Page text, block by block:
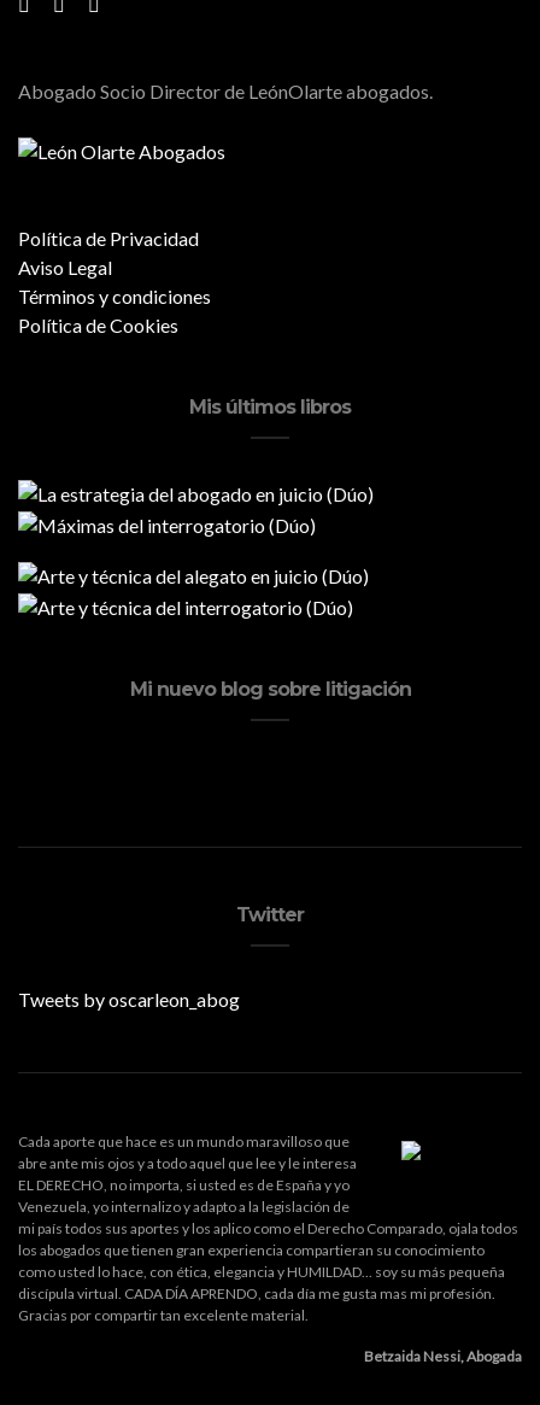
Abogado Socio Director de LeónOlarte abogados.
Política de Privacidad
Aviso Legal
Términos y condiciones
Política de Cookies
Mis últimos libros
Mi nuevo blog sobre litigación
Twitter
Tweets by oscarleon_abog
Cada aporte que hace es un mundo maravilloso que
abre ante mis ojos y a todo aquel que lee y le interesa
EL DERECHO, no importa, si usted es de España y yo
Venezuela, yo internalizo y adapto a la legislación de
mi país todos sus aportes y los aplico como el Derecho Comparado, ojala todos
los abogados que tienen gran experiencia compartieran su conocimiento
como usted lo hace, con ética, elegancia y HUMILDAD... soy su más pequeña
discípula virtual. CADA DÍA APRENDO, cada día me gusta mas mi profesión.
Gracias por compartir tan excelente material.
Betzaida Nessi, Abogada